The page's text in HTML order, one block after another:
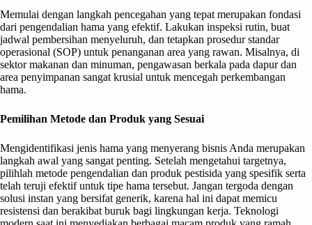
Memulai dengan langkah pencegahan yang tepat merupakan fondasi
dari pengendalian hama yang efektif. Lakukan inspeksi rutin, buat
jadwal pembersihan menyeluruh, dan tetapkan prosedur standar
operasional (SOP) untuk penanganan area yang rawan. Misalnya, di
sektor makanan dan minuman, pengawasan berkala pada dapur dan
area penyimpanan sangat krusial untuk mencegah perkembangan
hama.
Pemilihan Metode dan Produk yang Sesuai
Mengidentifikasi jenis hama yang menyerang bisnis Anda merupakan
langkah awal yang sangat penting. Setelah mengetahui targetnya,
pilihlah metode pengendalian dan produk pestisida yang spesifik serta
telah teruji efektif untuk tipe hama tersebut. Jangan tergoda dengan
solusi instan yang bersifat generik, karena hal ini dapat memicu
resistensi dan berakibat buruk bagi lingkungan kerja. Teknologi